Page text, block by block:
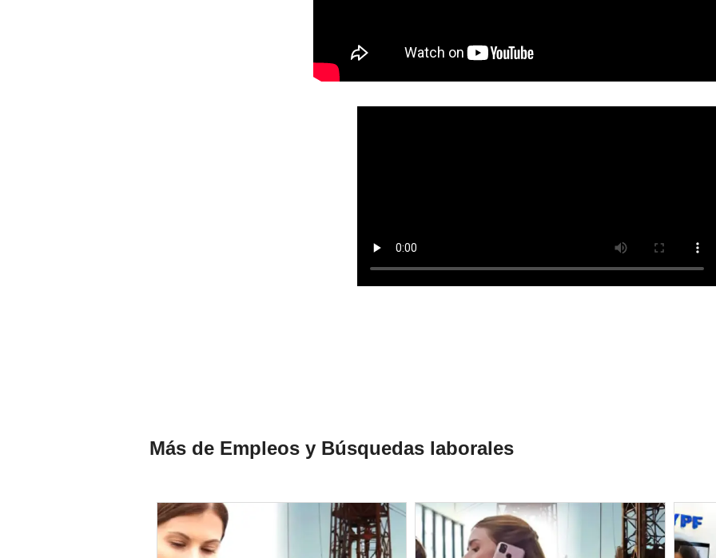
Más de Empleos y Búsquedas laborales